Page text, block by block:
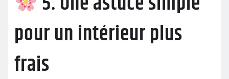
pour un intérieur plus
frais